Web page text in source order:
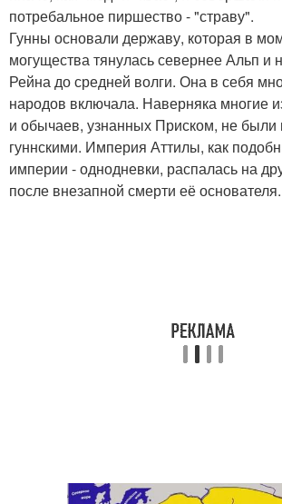
потребальное пиршество - "страву".
Гунны основали державу, которая в
могущества тянулась севернее Альп и
Рейна до средней волги. Она в себя
народов включала. Наверняка многие
и обычаев, узнанных Приском, не были
гуннскими. Империя Аттилы, как
империи - однодневки, распалась на
после внезапной смерти её основателя.